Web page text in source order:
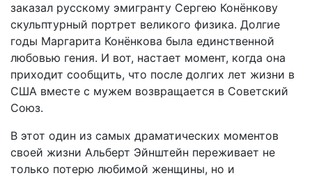
заказал русскому эмигранту Сергею Конёнкову
скульптурный портрет великого физика. Долгие
годы Маргарита Конёнкова была единственной
любовью гения. И вот, настает момент, когда она
приходит сообщить, что после долгих лет жизни в
США вместе с мужем возвращается в Советский
Союз.
В этот один из самых драматических моментов
своей жизни Альберт Эйнштейн переживает не
только потерю любимой женщины, но и